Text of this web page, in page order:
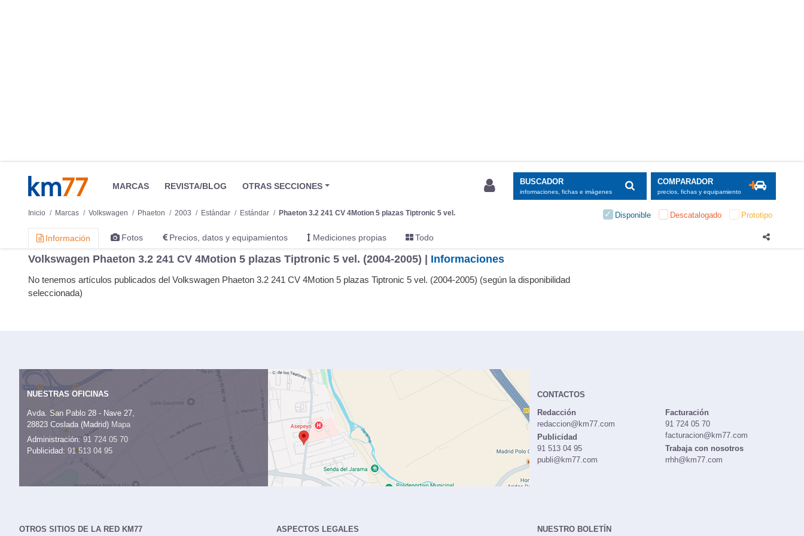
MARCAS REVISTA/BLOG OTRAS SECCIONES BUSCADOR
informaciones, fichas e imágenes
COMPARADOR
precios, fichas y equipamiento
Inicio Marcas Volkswagen Phaeton 2003 Estándar Estándar Phaeton 3.2 241 CV 4Motion 5 plazas Tiptronic 5 vel. Disponible Descatalogado Prototipo
Información Fotos Precios, datos y equipamientos Mediciones propias Todo
Volkswagen Phaeton 3.2 241 CV 4Motion 5 plazas Tiptronic 5 vel. (2004-2005) | Informaciones
No tenemos artículos publicados del Volkswagen Phaeton 3.2 241 CV 4Motion 5 plazas Tiptronic 5 vel. (2004-2005) (según la disponibilidad
seleccionada)
NUESTRAS OFICINAS
Avda. San Pablo 28 - Nave 27,
28823 Coslada (Madrid) Mapa
Administración:91 724 05 70
Publicidad: 91 513 04 95
CONTACTOS
Redacción
redaccion@km77.com
Publicidad
91 513 04 95
publi@km77.com
Facturación
91 724 05 70
facturacion@km77.com
Trabaja con nosotros
rrhh@km77.com
OTROS SITIOS DE LA RED KM77 ASPECTOS LEGALES NUESTRO BOLETÍN